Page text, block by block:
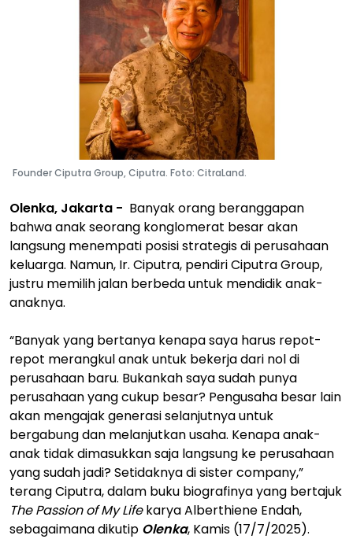
Founder Ciputra Group, Ciputra. Foto: CitraLand.
Olenka, Jakarta - Banyak orang beranggapan
bahwa anak seorang konglomerat besar akan
langsung menempati posisi strategis di perusahaan
keluarga. Namun, Ir. Ciputra, pendiri Ciputra Group,
justru memilih jalan berbeda untuk mendidik anak-
anaknya.
“Banyak yang bertanya kenapa saya harus repot-
repot merangkul anak untuk bekerja dari nol di
perusahaan baru. Bukankah saya sudah punya
perusahaan yang cukup besar? Pengusaha besar lain
akan mengajak generasi selanjutnya untuk
bergabung dan melanjutkan usaha. Kenapa anak-
anak tidak dimasukkan saja langsung ke perusahaan
yang sudah jadi? Setidaknya di sister company,”
terang Ciputra, dalam buku biografinya yang bertajuk
The Passion of My Lifekarya Alberthiene Endah,
sebagaimana dikutip Olenka, Kamis (17/7/2025).